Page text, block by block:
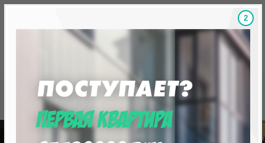
Скидки на новостройки, бонусы
1